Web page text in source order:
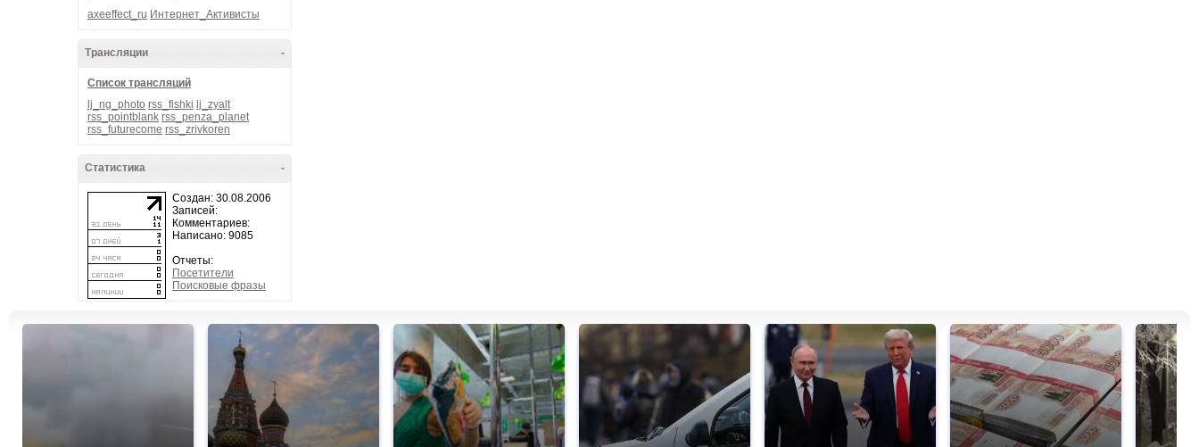
axeeffect_ru Интернет_Активисты
-
Трансляции
Список трансляций
lj_ng_photo rss_fishki lj_zyalt
rss_pointblank rss_penza_planet
rss_futurecome rss_zrivkoren
-
Статистика
Создан: 30.08.2006
Записей:
Комментариев:
Написано: 9085
Отчеты:
Посетители
Поисковые фразы